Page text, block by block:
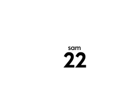
sam
22